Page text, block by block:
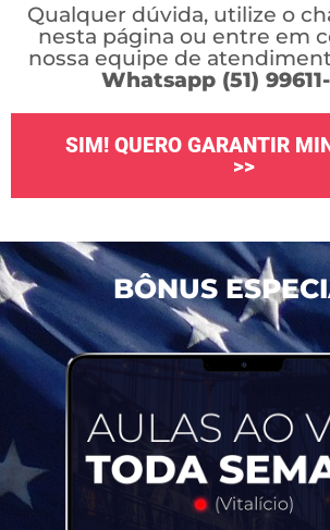
Qualquer dúvida, utilize o
nesta página ou entre em
nossa equipe de
Whatsapp (51)
SIM! QUERO GARANTIR
>>
BÔNUS